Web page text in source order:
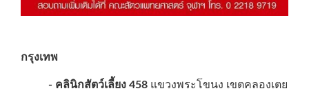
กรุงเทพ
- คลินิกสัตว์เลี้ยง 458 แขวงพระโขนง เขตคลองเตย